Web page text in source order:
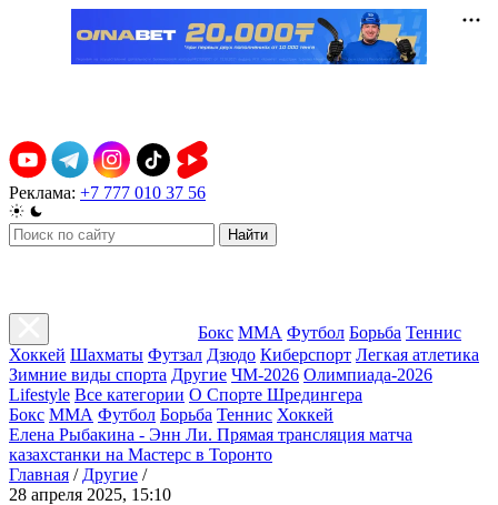
Реклама: +7 777 010 37 56
Найти
Бокс ММА Футбол Борьба Теннис
Хоккей Шахматы Футзал Дзюдо Киберспорт Легкая атлетика
Зимние виды спорта Другие ЧМ-2026 Олимпиада-2026
Lifestyle Все категории О Спорте Шредингера
Бокс ММА Футбол Борьба Теннис Хоккей
Елена Рыбакина - Энн Ли. Прямая трансляция матча
казахстанки на Мастерс в Торонто
Главная / Другие /
28 апреля 2025, 15:10